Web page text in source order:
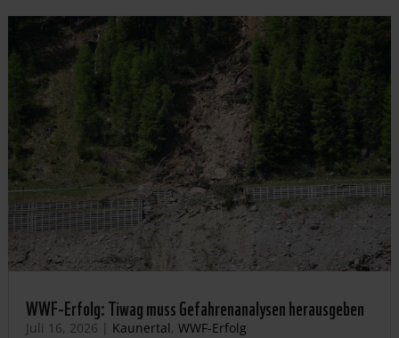
WWF-Erfolg: Tiwag muss Gefahrenanalysen herausgeben
Juli 16, 2026 | Kaunertal, WWF-Erfolg